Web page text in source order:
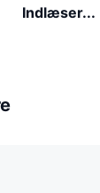
Indlæser...